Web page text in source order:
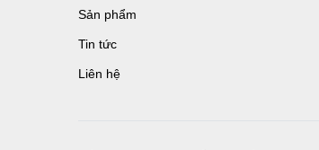
Sản phẩm
Tin tức
Liên hệ